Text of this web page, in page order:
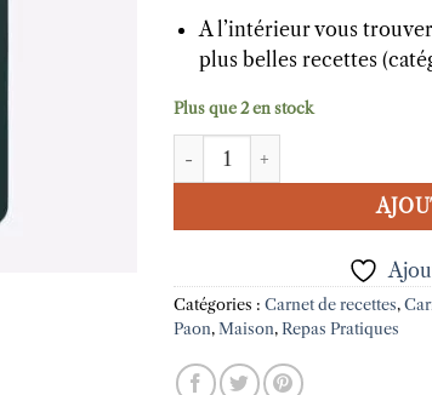
A l’intérieur vous
plus belles recettes
Plus que 2 en stock
quantité de Carnet de
Catégories : Carnet de recettes,
Paon, Maison, Repas Pratiques